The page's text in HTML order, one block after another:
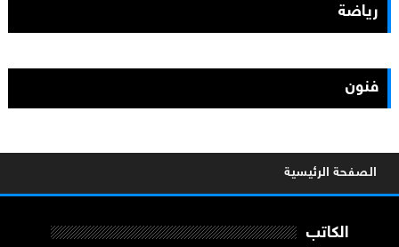
رياضة
فنون
الصفحة الرئيسية
الكاتب